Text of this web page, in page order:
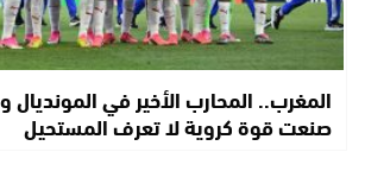
المغرب.. المحارب الأخير في
صنعت قوة كروية لا تعرف المستحيل